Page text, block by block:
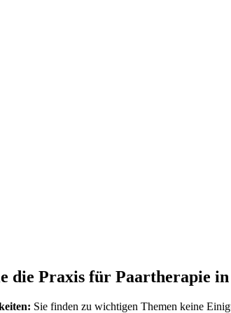
die Praxis für Paartherapie
Sie finden zu wichtigen Themen keine